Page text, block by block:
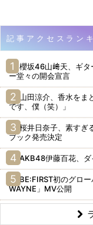
記事アクセスラン
櫻坂46山﨑天、ギタ
ー堂々の開会宣言
山田涼介、香水をまと
です、僕（笑）」
桜井日奈子、素すぎ
ブック発売決定
AKB48伊藤百花、ダ
BE:FIRST初のグロー
WAYNE」MV公開